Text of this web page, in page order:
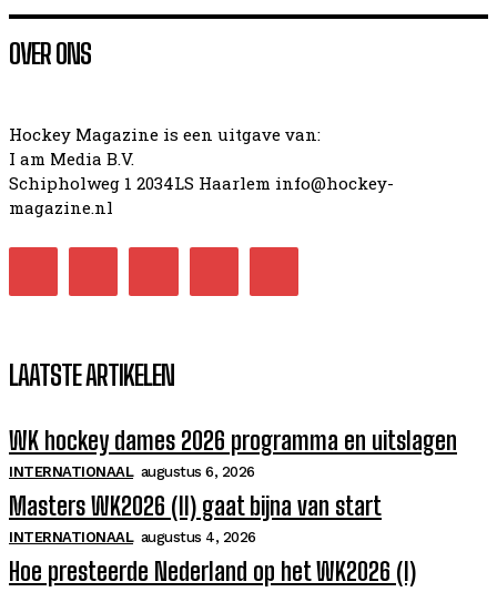
OVER ONS
Hockey Magazine is een uitgave van:
I am Media B.V.
Schipholweg 1 2034LS Haarlem info@hockey-
magazine.nl
LAATSTE ARTIKELEN
WK hockey dames 2026 programma en uitslagen
INTERNATIONAAL augustus 6, 2026
Masters WK2026 (II) gaat bijna van start
INTERNATIONAAL augustus 4, 2026
Hoe presteerde Nederland op het WK2026 (I)